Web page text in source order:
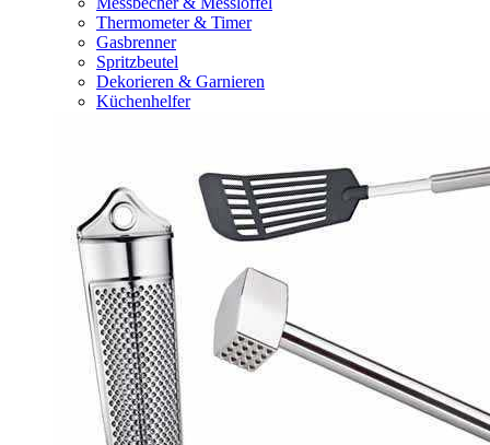
Thermometer & Timer
Gasbrenner
Spritzbeutel
Dekorieren & Garnieren
Küchenhelfer